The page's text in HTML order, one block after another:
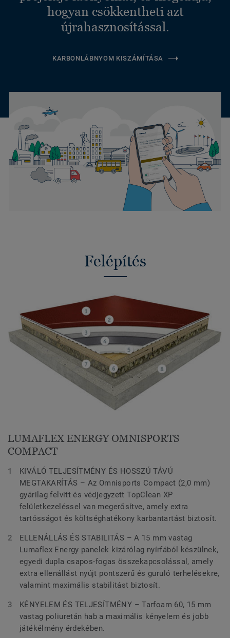
hogyan csökkentheti azt
újrahasznosítással.
KARBONLÁBNYOM KISZÁMÍTÁSA
Felépítés
LUMAFLEX ENERGY OMNISPORTS
COMPACT
KIVÁLÓ TELJESÍTMÉNY ÉS HOSSZÚ TÁVÚ
MEGTAKARÍTÁS – Az Omnisports Compact (2,0 mm)
gyárilag felvitt és védjegyzett TopClean XP
felületkezeléssel van megerősítve, amely extra
tartósságot és költséghatékony karbantartást biztosít.
ELLENÁLLÁS ÉS STABILITÁS – A 15 mm vastag
Lumaflex Energy panelek kizárólag nyírfából készülnek,
egyedi dupla csapos-fogas összekapcsolással, amely
extra ellenállást nyújt pontszerű és guruló terhelésekre,
valamint maximális stabilitást biztosít.
KÉNYELEM ÉS TELJESÍTMÉNY – Tarfoam 60, 15 mm
vastag poliuretán hab a maximális kényelem és jobb
játékélmény érdekében.